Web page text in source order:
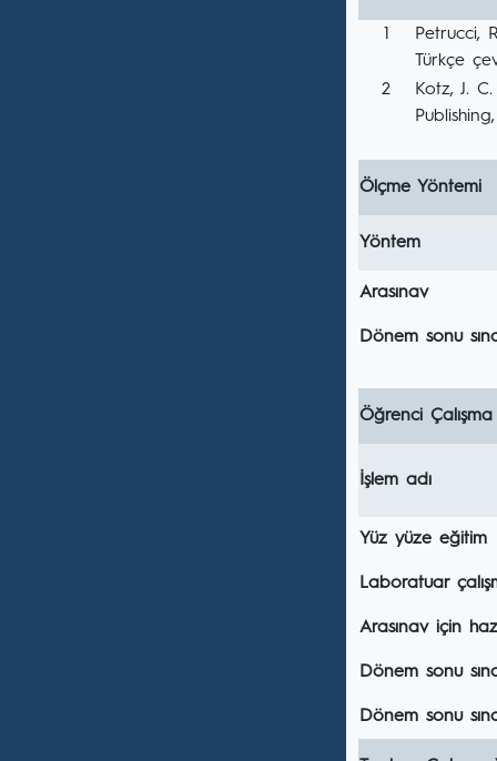
1
Petrucci,
Türkçe
2
Kotz, J.
Ölçme Yöntemi
Yöntem
Arasınav
Dönem sonu
Öğrenci Çalışma
İşlem adı
Yüz yüze eğitim
Laboratuar
Arasınav için
Dönem sonu
Dönem sonu